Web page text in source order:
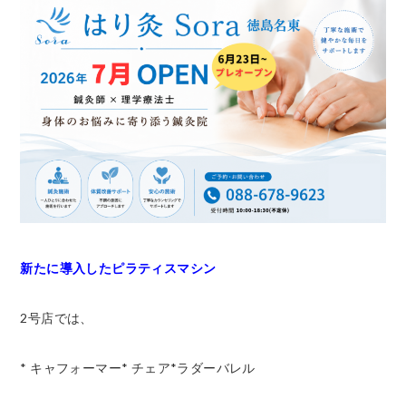
新たに導入したピラティスマシン
2号店では、
* キャフォーマー* チェア*ラダーバレル